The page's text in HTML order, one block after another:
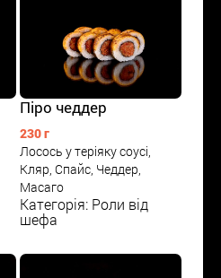
Піро чеддер
230 г
Лосось у теріяку соусі,
Кляр, Спайс, Чеддер,
Масаго
Категорія: Роли від
шефа